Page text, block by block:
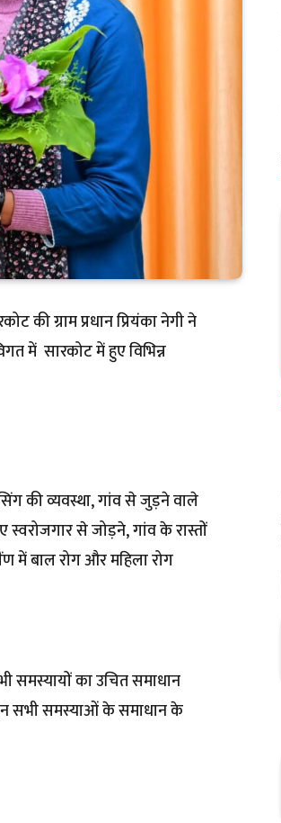
की ग्राम प्रधान प्रियंका नेगी ने
में सारकोट में हुए विभिन्न
की व्यवस्था, गांव से जुड़ने वाले
से जोड़ने, गांव के रास्तों
में बाल रोग और महिला रोग
समस्यायों का उचित समाधान
सभी समस्याओं के समाधान के